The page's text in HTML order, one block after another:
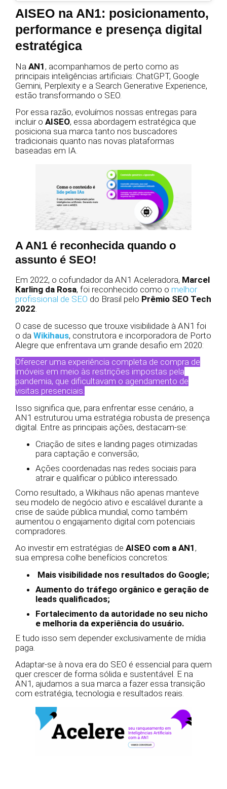
AISEO na AN1: posicionamento,
performance e presença digital
estratégica
Na AN1 , acompanhamos de perto como as
principais inteligências artificiais: ChatGPT, Google
Gemini, Perplexity e a Search Generative Experience,
estão transformando o SEO.
Por essa razão, evoluímos nossas entregas para
incluir o AISEO, essa abordagem estratégica que
posiciona sua marca tanto nos buscadores
tradicionais quanto nas novas plataformas
baseadas em IA.
A AN1 é reconhecida quando o
assunto é SEO!
Em 2022, o cofundador da AN1 Aceleradora, Marcel
Karling da Rosa, foi reconhecido como o melhor
profissional de SEO do Brasil pelo Prêmio SEO Tech
2022.
O case de sucesso que trouxe visibilidade à AN1 foi
o da Wikihaus, construtora e incorporadora de Porto
Alegre que enfrentava um grande desafio em 2020:
Oferecer uma experiência completa de compra de
imóveis em meio às restrições impostas pela
pandemia, que dificultavam o agendamento de
visitas presenciais.
Isso significa que, para enfrentar esse cenário, a
AN1 estruturou uma estratégia robusta de presença
digital. Entre as principais ações, destacam-se:
Criação de sites e landing pages otimizadas
para captação e conversão;
Ações coordenadas nas redes sociais para
atrair e qualificar o público interessado.
Como resultado, a Wikihaus não apenas manteve
seu modelo de negócio ativo e escalável durante a
crise de saúde pública mundial, como também
aumentou o engajamento digital com potenciais
compradores.
Ao investir em estratégias de AISEO com a AN1 ,
sua empresa colhe benefícios concretos:
Mais visibilidade nos resultados do Google;
Aumento do tráfego orgânico e geração de
leads qualificados;
Fortalecimento da autoridade no seu nicho
e melhoria da experiência do usuário.
E tudo isso sem depender exclusivamente de mídia
paga.
Adaptar-se à nova era do SEO é essencial para quem
quer crescer de forma sólida e sustentável. E na
AN1, ajudamos a sua marca a fazer essa transição
com estratégia, tecnologia e resultados reais.